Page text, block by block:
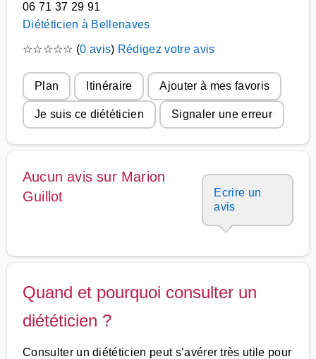
06 71 37 29 91
Diététicien à Bellenaves
☆☆☆☆☆ (0 avis) Rédigez votre avis
Plan Itinéraire Ajouter à mes favoris
Je suis ce diététicien Signaler une erreur
Aucun avis sur Marion
Guillot
Ecrire un
avis
Quand et pourquoi consulter un
diététicien ?
Consulter un diététicien peut s’avérer très utile pour